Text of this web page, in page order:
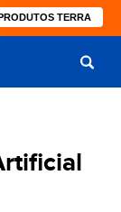
TERRA